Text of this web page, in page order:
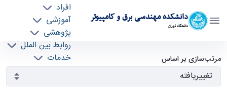
دانشکده مهندسی برق و کامپیوتر
دانشگاه تهران
افراد
آموزشی
پژوهشی
روابط بین الملل
خدمات
آرشیو اطلاعیه ها - ece- دانشکده مهندسی برق و
کامپیوتر
مرتب‌سازی بر اساس